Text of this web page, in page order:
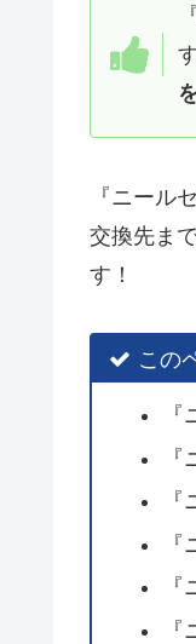
『ニール
交換先ま
す！
この